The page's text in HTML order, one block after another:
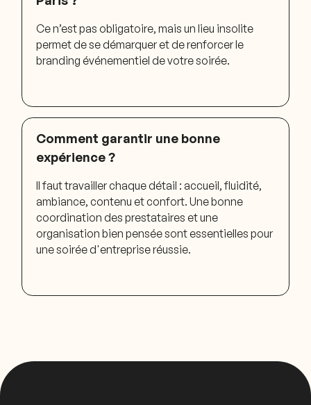
Ce n’est pas obligatoire, mais un lieu insolite
permet de se démarquer et de renforcer le
branding événementiel de votre soirée.
Comment garantir une bonne
expérience ?
Il faut travailler chaque détail : accueil, fluidité,
ambiance, contenu et confort. Une bonne
coordination des prestataires et une
organisation bien pensée sont essentielles pour
une soirée d'entreprise réussie.